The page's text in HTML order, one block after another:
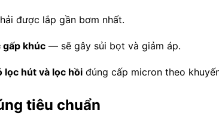
được lắp gần bơm nhất.
gấp khúc — sẽ gây sủi bọt và giảm áp.
lọc hút và lọc hồi đúng cấp micron theo
tiêu chuẩn